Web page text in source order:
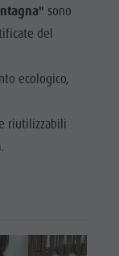
Parco
Rasun di
giochi
sono
del
ecologico,
riutilizzabili